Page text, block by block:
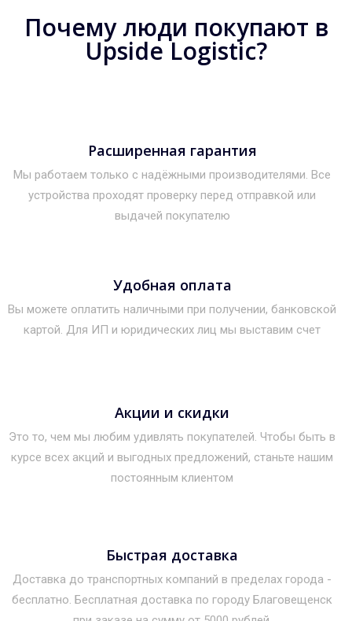
Почему люди покупают в
Upside Logistic?
Расширенная гарантия
Мы работаем только с надёжными производителями. Все
устройства проходят проверку перед отправкой или
выдачей покупателю
Удобная оплата
Вы можете оплатить наличными при получении, банковской
картой. Для ИП и юридических лиц мы выставим счет
Акции и скидки
Это то, чем мы любим удивлять покупателей. Чтобы быть в
курсе всех акций и выгодных предложений, станьте нашим
постоянным клиентом
Быстрая доставка
Доставка до транспортных компаний в пределах города -
бесплатно. Бесплатная доставка по городу Благовещенск